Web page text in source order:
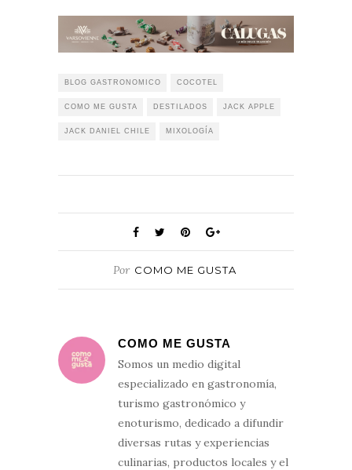
BLOG GASTRONOMICO COCOTEL
COMO ME GUSTA DESTILADOS JACK APPLE
JACK DANIEL CHILE MIXOLOGÍA
Por COMO ME GUSTA
COMO ME GUSTA
Somos un medio digital
especializado en gastronomía,
turismo gastronómico y
enoturismo, dedicado a difundir
diversas rutas y experiencias
culinarias, productos locales y el